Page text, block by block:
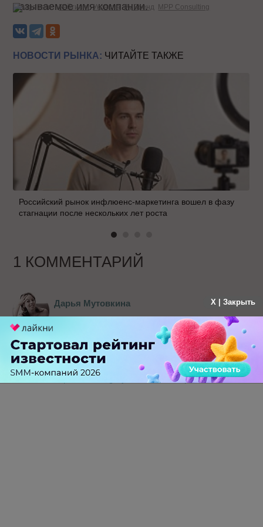
называемое имя компании.
Теги: Рейтинги Украина Ру.Бренд MPP Consulting
НОВОСТИ РЫНКА: ЧИТАЙТЕ ТАКЖЕ
Российский рынок инфлюенс-маркетинга вошел в фазу
стагнации после нескольких лет роста
1 КОММЕНТАРИЙ
Дарья Мутовкина
А теперь опубликован рейтинг самых ценных
брендов в мире BrandZ Top 100. Google первый.
В топ вошли 2 русских бренда: Билайн и МТС.
Видимо, считали по-разному...
http://brandz.ogilvyeditions.com/top100/
X | Закрыть